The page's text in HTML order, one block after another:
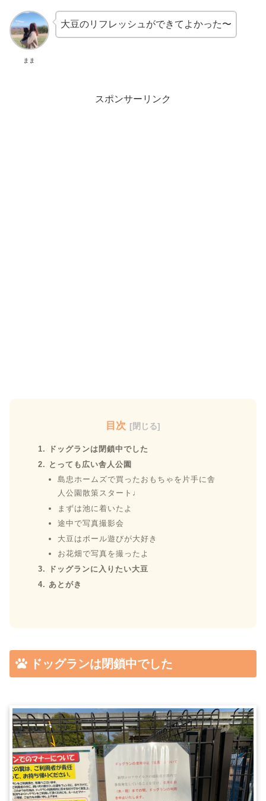
まま
大豆のリフレッシュができてよかった〜
スポンサーリンク
目次
ドッグランは閉鎖中でした
とっても広い舎人公園
島忠ホームズで買ったおもちゃを片手に舎
人公園散策スタート♩
まずは池に着いたよ
途中で写真撮影会
大豆はボール遊びが大好き
お花畑で写真を撮ったよ
ドッグランに入りたい大豆
あとがき
ドッグランは閉鎖中でした